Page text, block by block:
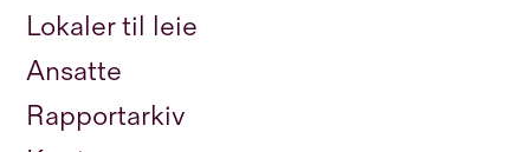
Lokaler til leie
Ansatte
Rapportarkiv